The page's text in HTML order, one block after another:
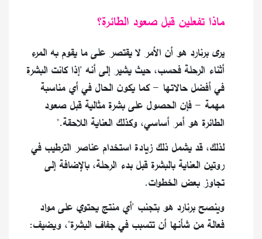
ماذا تفعلين قبل صعود الطائرة؟
يرى برنارد هو أن الأمر لا يقتصر على ما يقوم به المرء
أثناء الرحلة فحسب، حيث يشير إلى أنه "إذا كانت البشرة
في أفضل حالاتها - كما يكون الحال في أي مناسبة
مهمة - فإن الحصول على بشرة مثالية قبل صعود
الطائرة هو أمر أساسي، وكذلك العناية اللاحقة."
لذلك، قد يشمل ذلك زيادة استخدام عناصر الترطيب في
روتين العناية بالبشرة قبل بدء الرحلة، بالإضافة إلى
تجاوز بعض الخطوات.
وينصح برنارد هو بتجنب "أي منتج يحتوي على مواد
فعالة من شأنها أن تتسبب في جفاف البشرة"، ويضيف: